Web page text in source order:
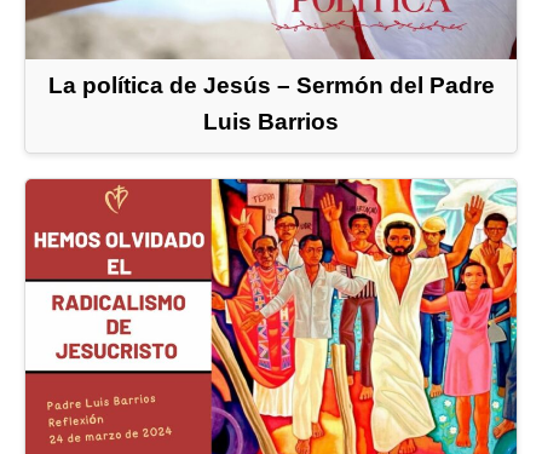
La política de Jesús – Sermón del Padre
Luis Barrios